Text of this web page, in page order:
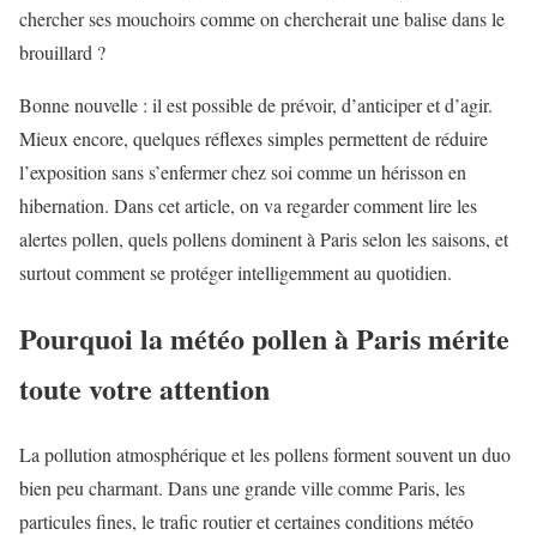
chercher ses mouchoirs comme on chercherait une balise dans le
brouillard ?
Bonne nouvelle : il est possible de prévoir, d’anticiper et d’agir.
Mieux encore, quelques réflexes simples permettent de réduire
l’exposition sans s’enfermer chez soi comme un hérisson en
hibernation. Dans cet article, on va regarder comment lire les
alertes pollen, quels pollens dominent à Paris selon les saisons, et
surtout comment se protéger intelligemment au quotidien.
Pourquoi la météo pollen à Paris mérite
toute votre attention
La pollution atmosphérique et les pollens forment souvent un duo
bien peu charmant. Dans une grande ville comme Paris, les
particules fines, le trafic routier et certaines conditions météo